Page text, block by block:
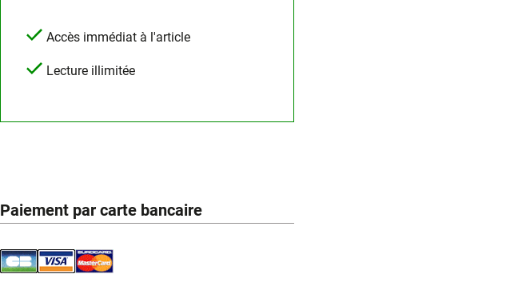
Accès immédiat à l'article
Lecture illimitée
Paiement par carte bancaire